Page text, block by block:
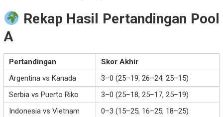
Rekap Hasil Pertandingan Pool
A
Pertandingan
Skor Akhir
Argentina vs Kanada
3–0 (25–19, 26–24, 25–15)
Serbia vs Puerto Riko
3–0 (25–18, 25–17, 25–19)
Indonesia vs Vietnam
0–3 (15–25, 16–25, 18–25)